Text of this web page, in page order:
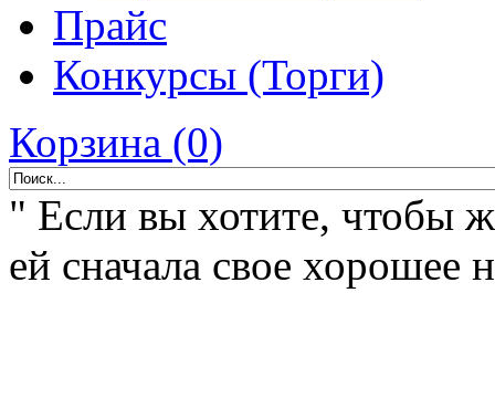
Прайс
Конкурсы (Торги)
Корзина (0)
" Если вы хотите, чтобы
ей сначала свое хорошее